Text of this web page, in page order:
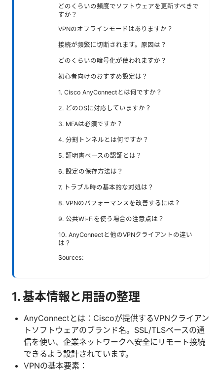
どのくらいの頻度でソフトウェアを更新すべきで
すか？
VPNのオフラインモードはありますか？
接続が頻繁に切断されます。原因は？
どのくらいの暗号化が使われますか？
初心者向けのおすすめ設定は？
1. Cisco AnyConnectとは何ですか？
2. どのOSに対応していますか？
3. MFAは必須ですか？
4. 分割トンネルとは何ですか？
5. 証明書ベースの認証とは？
6. 設定の保存方法は？
7. トラブル時の基本的な対処は？
8. VPNのパフォーマンスを改善するには？
9. 公共Wi-Fiを使う場合の注意点は？
10. AnyConnectと他のVPNクライアントの違い
は？
Sources:
1. 基本情報と用語の整理
AnyConnectとは：Ciscoが提供するVPNクライアン
トソフトウェアのブランド名。SSL/TLSベースの通
信を使い、企業ネットワークへ安全にリモート接続
できるよう設計されています。
VPNの基本要素：